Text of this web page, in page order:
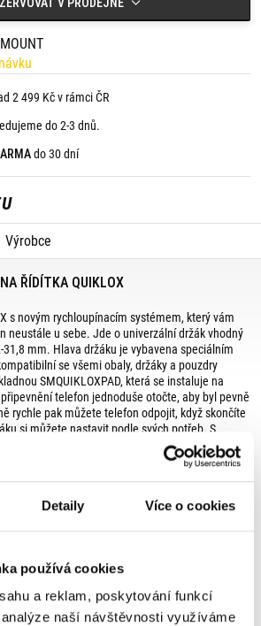
Detaily Více o cookies
používá cookies
a reklam, poskytování funkcí
naší návštěvnosti využíváme
držáky a pouzdry QUIKLOX nebo
(není součástí dodávky),
horizontálně i vertikálně,
stupňů a vertikální otáčení o 90
trubková řídítka,
řídítek.
2 499 Kč v rámci ČR
do 2-3 dnů.
do 30 dní
Výrobce
ŘÍDÍTKA QUIKLOX
s novým rychloupínacím systémem, který vám
neustále u sebe. Jde o univerzální držák vhodný
mm. Hlava držáku je vybavena speciálním
se všemi obaly, držáky a pouzdry
SMQUIKLOXPAD, která se instaluje na
telefon jednoduše otočte, aby byl pevně
rychle pak můžete telefon odpojit, když skončíte
si můžete nastavit podle svých potřeb. S
budete mít svůj mobilní telefon vždy po ruce
nebo dokonce při sjezdu z kopce na
(není součástí dodávky),
horizontálně i vertikálně,
stupňů a vertikální otáčení o 90 stupňů,